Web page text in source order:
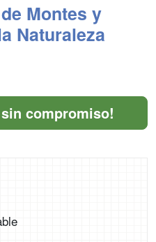
Montes y
Naturaleza
compromiso!